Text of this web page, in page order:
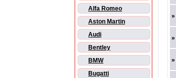
Alfa Romeo
Aston Martin
Audi
Bentley
BMW
Bugatti
»
»
»